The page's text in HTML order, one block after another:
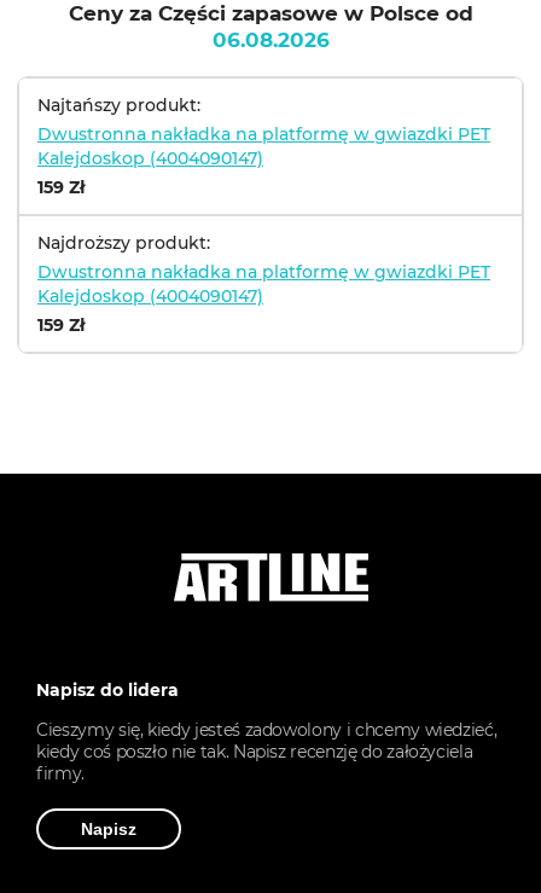
Ceny za Części zapasowe w Polsce od
06.08.2026
Najtańszy produkt:
Dwustronna nakładka na platformę w gwiazdki PET
Kalejdoskop (4004090147)
159 Zł
Najdroższy produkt:
Dwustronna nakładka na platformę w gwiazdki PET
Kalejdoskop (4004090147)
159 Zł
Napisz do lidera
Cieszymy się, kiedy jesteś zadowolony i chcemy wiedzieć,
kiedy coś poszło nie tak. Napisz recenzję do założyciela
firmy.
Napisz